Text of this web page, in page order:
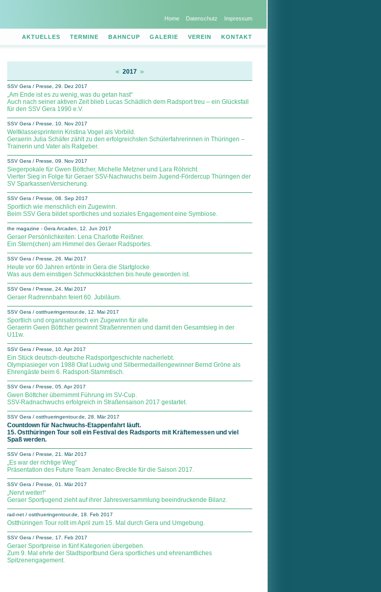
Home Datenschutz Impressum
AKTUELLES TERMINE BAHNCUP GALERIE VEREIN KONTAKT
« 2017 »
SSV Gera / Presse, 29. Dez 2017
„Am Ende ist es zu wenig, was du getan hast“
Auch nach seiner aktiven Zeit blieb Lucas Schädlich dem Radsport treu – ein Glücksfall
für den SSV Gera 1990 e.V.
SSV Gera / Presse, 10. Nov 2017
Weltklassesprinterin Kristina Vogel als Vorbild.
Geraerin Julia Schäfer zählt zu den erfolgreichsten Schülerfahrerinnen in Thüringen –
Trainerin und Vater als Ratgeber.
SSV Gera / Presse, 09. Nov 2017
Siegerpokale für Gwen Böttcher, Michelle Metzner und Lara Röhricht.
Vierter Sieg in Folge für Geraer SSV-Nachwuchs beim Jugend-Fördercup Thüringen der
SV Spar­kas­sen­Ver­si­che­rung.
SSV Gera / Presse, 08. Sep 2017
Sportlich wie menschlich ein Zugewinn.
Beim SSV Gera bildet sportliches und soziales Engagement eine Symbiose.
the magazine - Gera Arcaden, 12. Jun 2017
Geraer Persönlichkeiten: Lena Charlotte Reißner.
Ein Stern(chen) am Himmel des Geraer Radsportes.
SSV Gera / Presse, 26. Mai 2017
Heute vor 60 Jahren ertönte in Gera die Startglocke.
Was aus dem einstigen Schmuckkästchen bis heute geworden ist.
SSV Gera / Presse, 24. Mai 2017
Geraer Radrennbahn feiert 60. Jubiläum.
SSV Gera / ostthueringentour.de, 12. Mai 2017
Sportlich und organisatorisch ein Zugewinn für alle.
Geraerin Gwen Böttcher gewinnt Straßenrennen und damit den Gesamtsieg in der
U11w.
SSV Gera / Presse, 10. Apr 2017
Ein Stück deutsch-deutsche Radsportgeschichte nacherlebt.
Olympiasieger von 1988 Olaf Ludwig und Silbermedaillengewinner Bernd Gröne als
Ehrengäste beim 6. Radsport-Stammtisch.
SSV Gera / Presse, 05. Apr 2017
Gwen Böttcher übernimmt Führung im SV-Cup.
SSV-Radnachwuchs erfolgreich in Straßensaison 2017 gestartet.
SSV Gera / ostthueringentour.de, 28. Mär 2017
Countdown für Nachwuchs-Etappenfahrt läuft.
15. Ostthüringen Tour soll ein Festival des Radsports mit Kräftemessen und viel
Spaß werden.
SSV Gera / Presse, 21. Mär 2017
„Es war der richtige Weg“
Präsentation des Future Team Jenatec-Breckle für die Saison 2017.
SSV Gera / Presse, 01. Mär 2017
„Nervt weiter!“
Geraer Sportjugend zieht auf ihrer Jahresversammlung beeindruckende Bilanz.
rad-net / ostthueringentour.de, 18. Feb 2017
Ostthüringen Tour rollt im April zum 15. Mal durch Gera und Umgebung.
SSV Gera / Presse, 17. Feb 2017
Geraer Sportpreise in fünf Kategorien übergeben.
Zum 9. Mal ehrte der Stadtsportbund Gera sportliches und ehrenamtliches
Spitzenengagement.